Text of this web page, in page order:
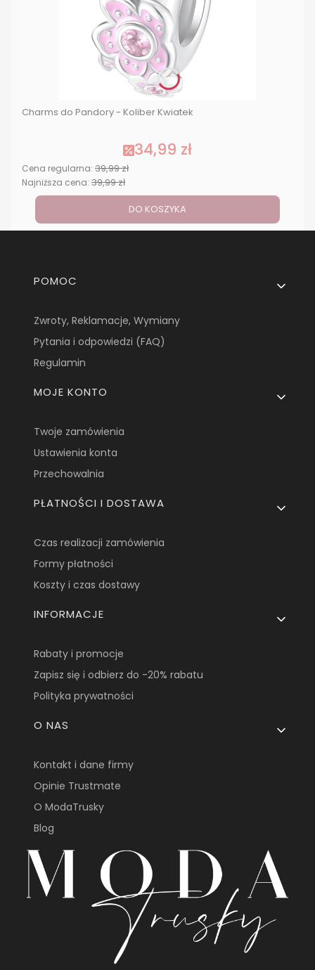
Charms do Pandory - Koliber Kwiatek
34,99 zł
Cena regularna: 39,99 zł
Najniższa cena: 39,99 zł
DO KOSZYKA
Linki w stopce
POMOC
Zwroty, Reklamacje, Wymiany
Pytania i odpowiedzi (FAQ)
Regulamin
MOJE KONTO
Twoje zamówienia
Ustawienia konta
Przechowalnia
PŁATNOŚCI I DOSTAWA
Czas realizacji zamówienia
Formy płatności
Koszty i czas dostawy
INFORMACJE
Rabaty i promocje
Zapisz się i odbierz do -20% rabatu
Polityka prywatności
O NAS
Kontakt i dane firmy
Opinie Trustmate
O ModaTrusky
Blog